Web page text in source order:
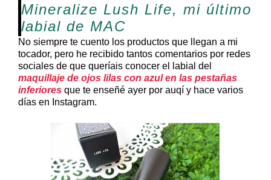
Mineralize Lush Life, mi último
labial de MAC
No siempre te cuento los productos que llegan a mi
tocador, pero he recibido tantos comentarios por redes
sociales de que queríais conocer el labial del
maquillaje de ojos lilas con azul en las pestañas
inferiores que te enseñé ayer por auqí y hace varios
días en Instagram.